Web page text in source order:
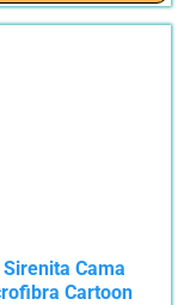
Sirenita Cama
Cartoon